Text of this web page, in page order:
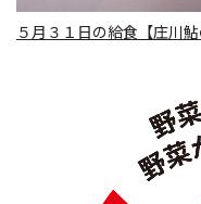
５月３１日の給食【庄川